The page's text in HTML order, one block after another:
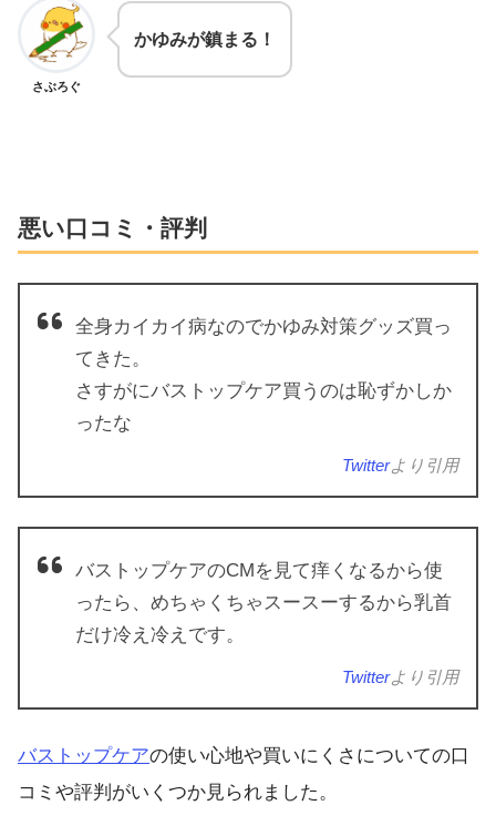
さぶろぐ
かゆみが鎮まる！
悪い口コミ・評判
全身カイカイ病なのでかゆみ対策グッズ買っ
てきた。
さすがにバストップケア買うのは恥ずかしか
ったな
Twitterより引用
バストップケアのCMを見て痒くなるから使
ったら、めちゃくちゃスースーするから乳首
だけ冷え冷えです。
Twitterより引用
バストップケアの使い心地や買いにくさについての口
コミや評判がいくつか見られました。